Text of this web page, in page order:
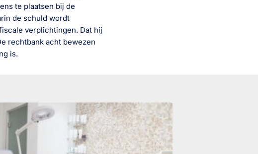
te plaatsen bij de
de schuld wordt
verplichtingen. Dat hij
rechtbank acht bewezen
is.